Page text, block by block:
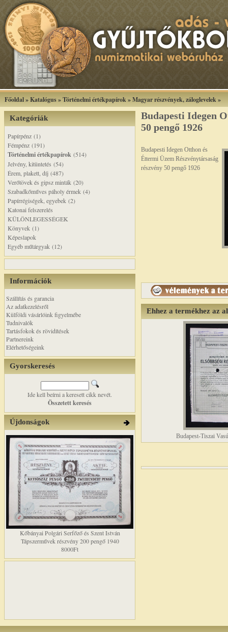
Főoldal»Katalógus»Történelmi értékpapírok»Magyar részvények, záloglevelek»
Kategóriák
Papírpénz (1)
Fémpénz (191)
Történelmi értékpapírok (514)
Jelvény, kitüntetés (54)
Érem, plakett, díj (487)
Verőtövek és gipsz minták (20)
Szabadkőműves páholy érmek (4)
Papírrégiségek, egyebek (2)
Katonai felszerelés
KÜLÖNLEGESSÉGEK
Könyvek (1)
Képeslapok
Egyéb műtárgyak (12)
Információk
Szállítás és garancia
Az adatkezelésről
Külföldi vásárlóink figyelmébe
Tudnivalók
Tartásfokok és rövidítések
Partnereink
Elérhetőségeink
Gyorskeresés
Ide kell beírni a keresett cikk nevét.
Összetett keresés
Újdonságok
Kőbányai Polgári Serfőző és Szent István
Tápszerművek részvény 200 pengő 1940
8000Ft
Budapesti Idegen
50 pengő 1926
Budapesti Idegen Otthon és
Éttermi Üzem Részvénytársaság
részvény 50 pengő 1926
Ehhez a termékhez az
Budapest-Tiszai